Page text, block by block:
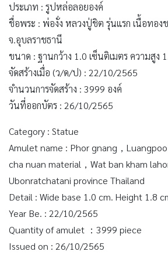
ประเภท : รูปหล่อลอยองค์
ชื่อพระ : พ่องั่ง หลวงปู่ชิต รุ่นแรก เนื้อทอ
จ.อุบลราชธานี
ขนาด : ฐานกว้าง 1.0 เซ็นติเมตร ความสูง
จัดสร้างเมื่อ (ว/ด/ป) : 22/10/2565
จำนวนการจัดสร้าง : 3999 องค์
วันที่ออกบัตร : 26/10/2565
Category : Statue
Amulet name : Phor gnang，
cha nuan material，Wat ban kham
Ubonratchatani province Thailand
Detail : Wide base 1.0 cm. Height 1.8
Year Be. : 22/10/2565
Quantity of amulet ：3999 piece
Issued on : 26/10/2565